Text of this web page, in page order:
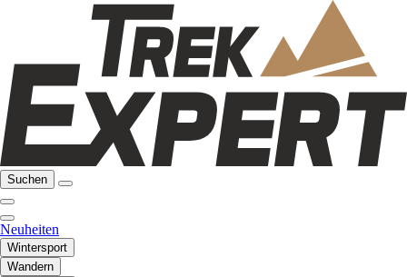
Suchen
Neuheiten
Wintersport
Wandern